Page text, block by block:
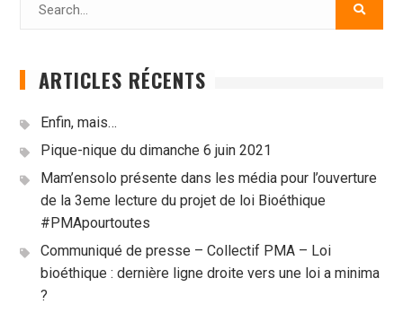
ARTICLES RÉCENTS
Enfin, mais…
Pique-nique du dimanche 6 juin 2021
Mam’ensolo présente dans les média pour l’ouverture
de la 3eme lecture du projet de loi Bioéthique
#PMApourtoutes
Communiqué de presse – Collectif PMA – Loi
bioéthique : dernière ligne droite vers une loi a minima
?